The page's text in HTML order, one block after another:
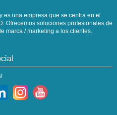
es una empresa que se centra en el
Ofrecemos soluciones profesionales de
marca / marketing a los clientes.